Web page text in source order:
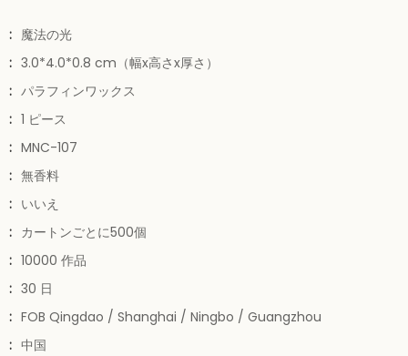
: 魔法の光
: 3.0*4.0*0.8 cm（幅x高さx厚さ）
: パラフィンワックス
: 1 ピース
: MNC-107
: 無香料
: いいえ
: カートンごとに500個
: 10000 作品
: 30 日
: FOB Qingdao / Shanghai / Ningbo / Guangzhou
: 中国